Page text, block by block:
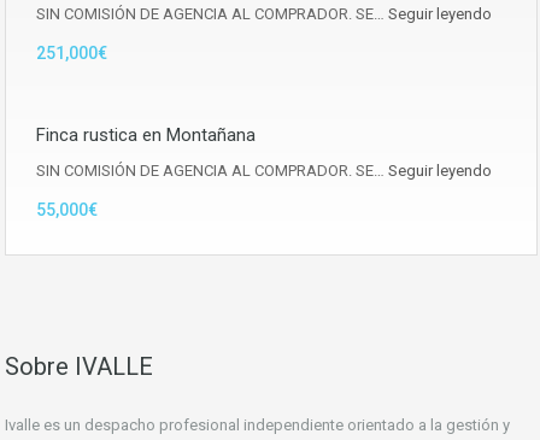
SIN COMISIÓN DE AGENCIA AL COMPRADOR. SE… Seguir leyendo
251,000€
Finca rustica en Montañana
SIN COMISIÓN DE AGENCIA AL COMPRADOR. SE… Seguir leyendo
55,000€
Sobre IVALLE
Ivalle es un despacho profesional independiente orientado a la gestión y